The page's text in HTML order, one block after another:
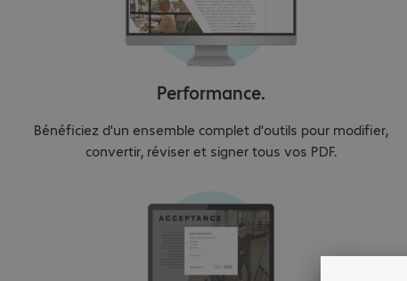
Performance.
Bénéficiez d'un ensemble complet d'outils pour modifier,
convertir, réviser et signer tous vos PDF.